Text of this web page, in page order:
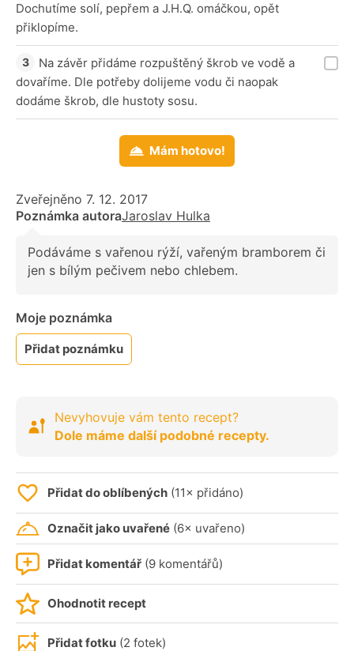
Dochutíme solí, pepřem a J.H.Q. omáčkou, opět
přiklopíme.
Na závěr přidáme rozpuštěný škrob ve vodě a
dovaříme. Dle potřeby dolijeme vodu či naopak
dodáme škrob, dle hustoty sosu.
Mám hotovo!
Zveřejněno 7. 12. 2017
Poznámka autoraJaroslav Hulka
Podáváme s vařenou rýží, vařeným bramborem či
jen s bílým pečivem nebo chlebem.
Moje poznámka
Přidat poznámku
Nevyhovuje vám tento recept?
Dole máme další podobné recepty.
Přidat do oblíbených (11× přidáno)
Označit jako uvařené (6× uvařeno)
Přidat komentář (9 komentářů)
Ohodnotit recept
Přidat fotku (2 fotek)